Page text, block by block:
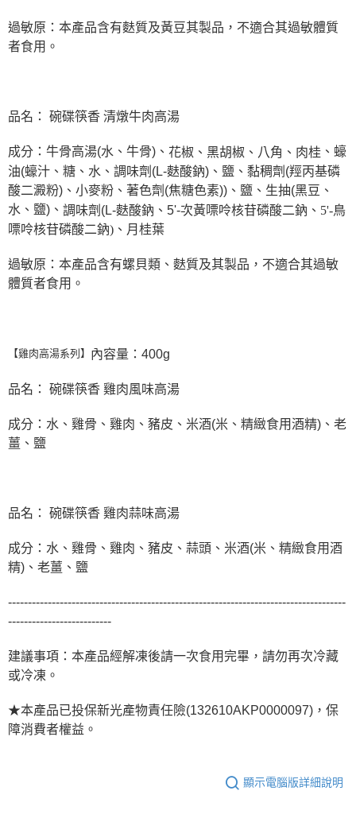
過敏原：本產品含有麩質及黃豆其製品，不適合其過敏體質
者食用。
品名： 碗碟筷香 清燉牛肉高湯
成分：牛骨高湯(水、牛骨)、 花椒 、黑胡椒 、八角 、肉桂 、蠔
油(蠔汁、糖、水、調味劑(L-麩酸鈉)、鹽、黏稠劑(羥丙基磷
酸二澱粉)、小麥粉、著色劑(焦糖色素))、鹽、生抽(黑豆、
水、鹽)、 調味劑(L-麩酸鈉、5'-次黃嘌呤核苷磷酸二鈉、 5'-鳥
嘌呤核苷磷酸二鈉) 、 月桂葉
過敏原：本產品含有螺貝類、麩質及其製品，不適合其過敏
體質者食用。
【雞肉高湯系列】 內容量：400g
品名： 碗碟筷香 雞肉風味高湯
成分：水、雞骨、雞肉、豬皮、米酒(米、精緻食用酒精)、老
薑、鹽
品名： 碗碟筷香 雞肉蒜味高湯
成分：水、雞骨、雞肉、豬皮、蒜頭、米酒(米、精緻食用酒
精)、老薑、鹽
-------------------------------------------------------------------------------------
--------------------------
建議事項：本產品經解凍後請一次食用完畢，請勿再次冷藏
或冷凍。
★本產品已投保新光產物責任險(132610AKP0000097)，保
障消費者權益。
顯示電腦版詳細說明